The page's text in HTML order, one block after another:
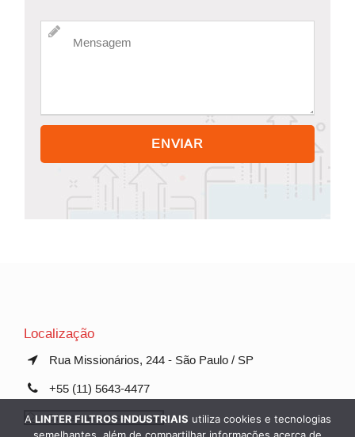
Localização
Rua Missionários, 244 - São Paulo / SP
+55 (11) 5643-4477
Clique e envie seu e-mail
A LINTER FILTROS INDUSTRIAIS utiliza cookies e tecnologias